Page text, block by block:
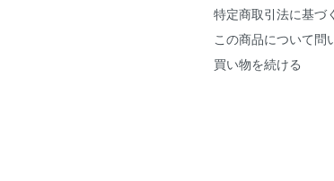
特定商取引法に基づ
この商品について問
買い物を続ける